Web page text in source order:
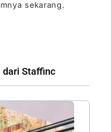
sekarang.
dari Staffinc